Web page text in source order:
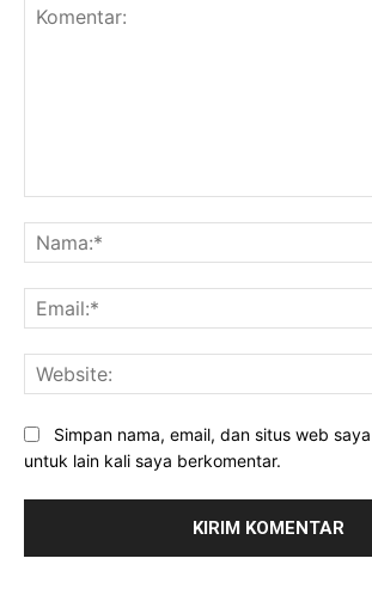
Simpan nama, email, dan situs web
untuk lain kali saya berkomentar.